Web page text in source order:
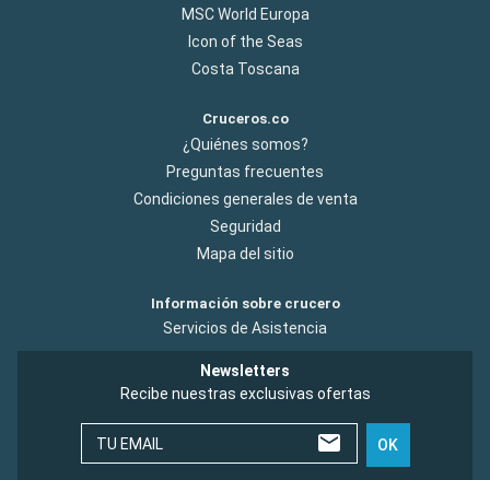
MSC World Europa
Icon of the Seas
Costa Toscana
Cruceros.co
¿Quiénes somos?
Preguntas frecuentes
Condiciones generales de venta
Seguridad
Mapa del sitio
Información sobre crucero
Servicios de Asistencia
Newsletters
Recibe nuestras exclusivas ofertas
TU EMAIL OK